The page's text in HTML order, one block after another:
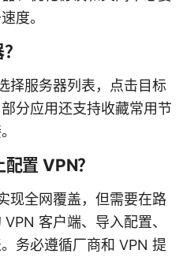
度。
择服务器列表，点击目标
分应用还支持收藏常用节
置 VPN？
现全网覆盖，但需要在路
客户端、导入配置、
务必遵循厂商和 VPN 提